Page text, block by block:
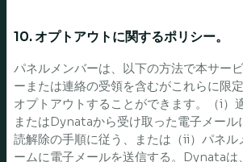
10. オプトアウトに関するポリシー。
パネルメンバーは、以下の方法で本サー
ーまたは連絡の受領を含むがこれらに限
オプトアウトすることができます。（i）
またはDynataから受け取った電子メール
読解除の手順に従う、または（ii）パネル
ームに電子メールを送信する。Dynataは